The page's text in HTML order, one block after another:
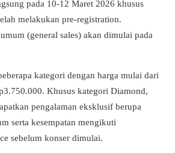
pada 10-12 Maret 2026 khusus
melakukan pre-registration.
(general sales) akan dimulai pada
kategori dengan harga mulai dari
Khusus kategori Diamond,
pengalaman eksklusif berupa
serta kesempatan mengikuti
sebelum konser dimulai.